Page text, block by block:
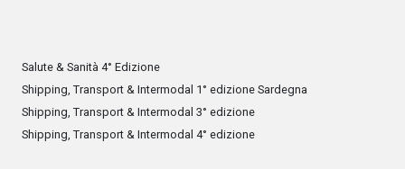
Salute & Sanità 4° Edizione
Shipping, Transport & Intermodal 1° edizione Sardegna
Shipping, Transport & Intermodal 3° edizione
Shipping, Transport & Intermodal 4° edizione